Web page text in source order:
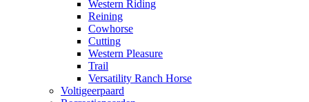
Western Riding
Reining
Cowhorse
Cutting
Western Pleasure
Trail
Versatility Ranch Horse
Voltigeerpaard